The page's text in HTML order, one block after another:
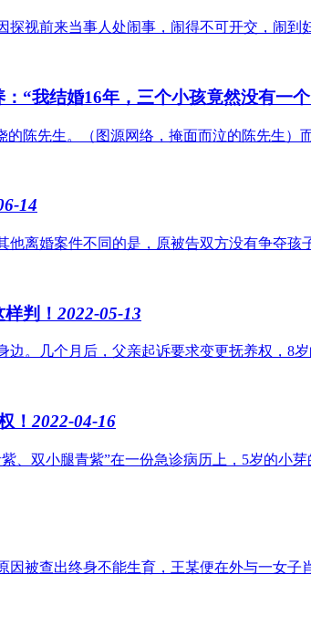
视前来当事人处闹事，闹得不可开交，闹到
“我结婚16年，三个小孩竟然没有一
陈先生。（图源网络，掩面而泣的陈先生）
14
离婚案件不同的是，原被告双方没有争夺孩
判！ 2022-05-13
。几个月后，父亲起诉要求变更抚养权，8
！ 2022-04-16
、双小腿青紫”在一份急诊病历上，5岁的小
被查出终身不能生育，王某便在外与一女子